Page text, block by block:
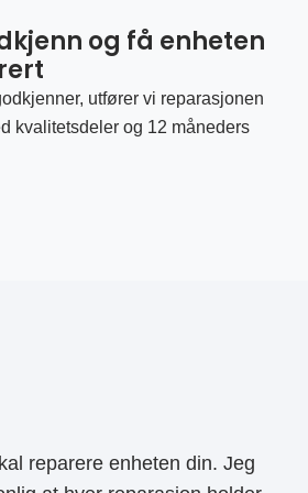
og få enheten
utfører vi reparasjonen
kvalitetsdeler og 12 måneders
reparere enheten din. Jeg